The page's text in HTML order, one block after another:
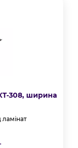
308, ширина
ламінат